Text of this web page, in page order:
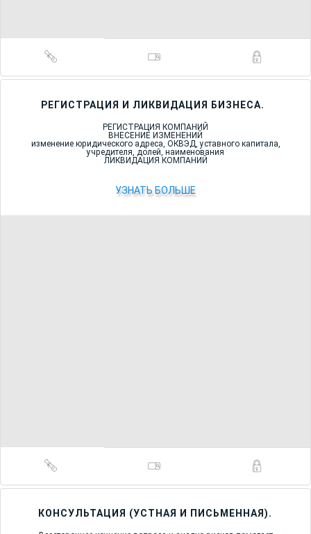
РЕГИСТРАЦИЯ И ЛИКВИДАЦИЯ БИЗНЕСА.
РЕГИСТРАЦИЯ КОМПАНИЙ
ВНЕСЕНИЕ ИЗМЕНЕНИЙ
изменение юридического адреса, ОКВЭД, уставного капитала,
учредителя, долей, наименования
ЛИКВИДАЦИЯ КОМПАНИЙ
УЗНАТЬ БОЛЬШЕ
КОНСУЛЬТАЦИЯ (УСТНАЯ И ПИСЬМЕННАЯ).